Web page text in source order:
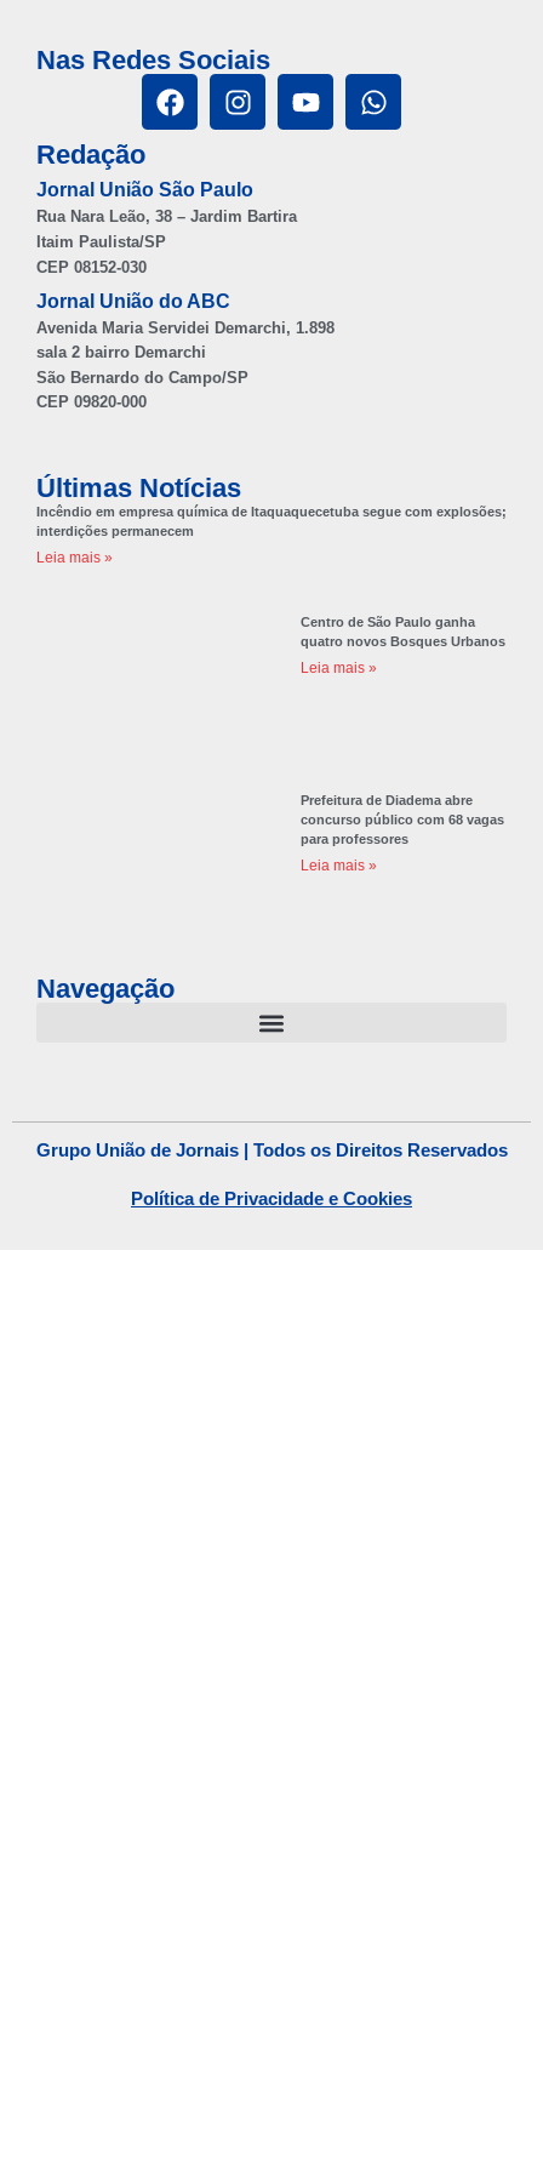
Nas Redes Sociais
Redação
Jornal União São Paulo
Rua Nara Leão, 38 – Jardim Bartira
Itaim Paulista/SP
CEP 08152-030
Jornal União do ABC
Avenida Maria Servidei Demarchi, 1.898
sala 2 bairro Demarchi
São Bernardo do Campo/SP
CEP 09820-000
Últimas Notícias
Incêndio em empresa química de Itaquaquecetuba segue com explosões;
interdições permanecem
Leia mais »
Centro de São Paulo ganha
quatro novos Bosques Urbanos
Leia mais »
Prefeitura de Diadema abre
concurso público com 68 vagas
para professores
Leia mais »
Navegação
Grupo União de Jornais | Todos os Direitos Reservados
Política de Privacidade e Cookies